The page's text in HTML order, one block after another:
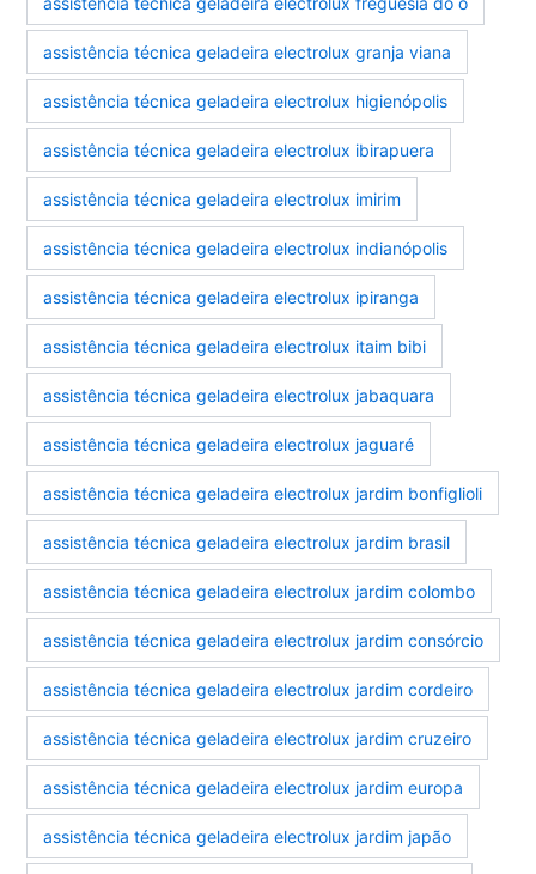
assistência técnica geladeira electrolux granja viana
assistência técnica geladeira electrolux higienópolis
assistência técnica geladeira electrolux ibirapuera
assistência técnica geladeira electrolux imirim
assistência técnica geladeira electrolux indianópolis
assistência técnica geladeira electrolux ipiranga
assistência técnica geladeira electrolux itaim bibi
assistência técnica geladeira electrolux jabaquara
assistência técnica geladeira electrolux jaguaré
assistência técnica geladeira electrolux jardim bonfiglioli
assistência técnica geladeira electrolux jardim brasil
assistência técnica geladeira electrolux jardim colombo
assistência técnica geladeira electrolux jardim consórcio
assistência técnica geladeira electrolux jardim cordeiro
assistência técnica geladeira electrolux jardim cruzeiro
assistência técnica geladeira electrolux jardim europa
assistência técnica geladeira electrolux jardim japão